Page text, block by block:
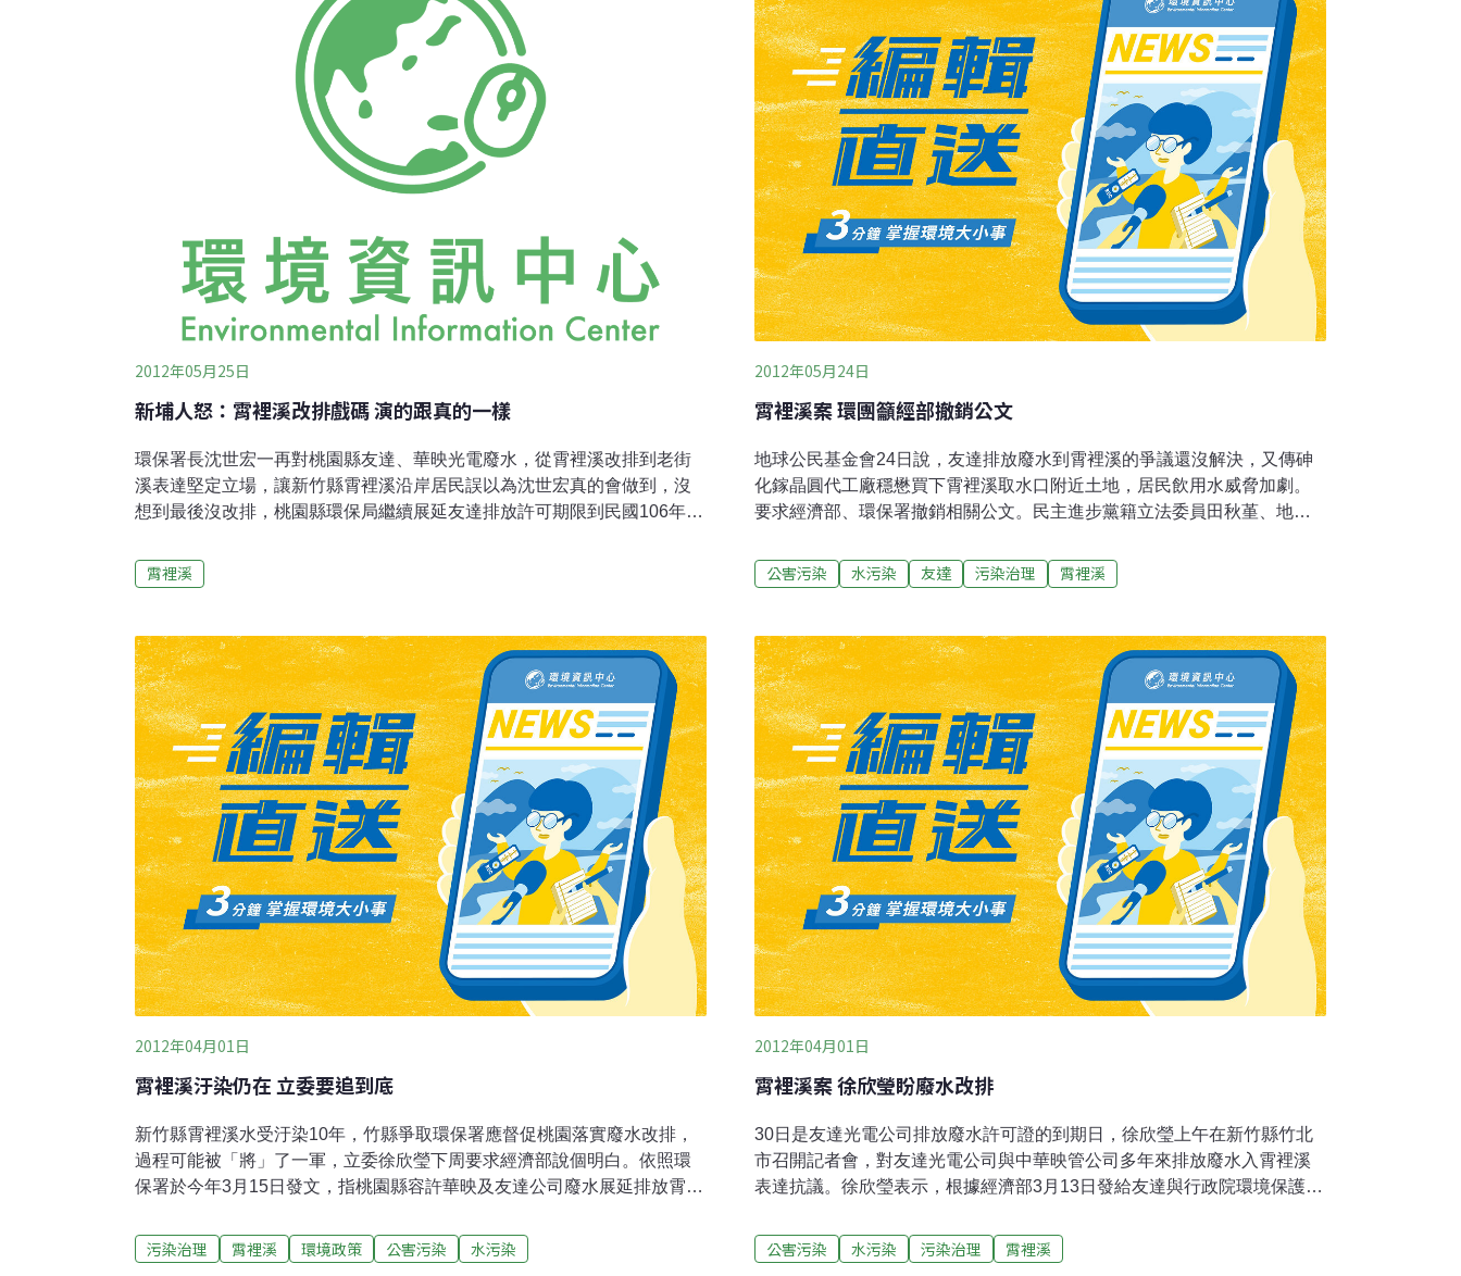
霄裡溪水質被破壞有關。 新竹縣議員高偉凱則說，即使經濟部認定霄裡溪
不再是飲用水水源，但沿岸居民仍使用霄裡溪的水，「該遷移的是工廠，
而非僅變更取水
2012年05月25日
新埔人怒：霄裡溪改排戲碼 演的跟真的一樣
環保署長沈世宏一再對桃園縣友達、華映光電廢水，從霄裡溪改排到老街
溪表達堅定立場，讓新竹縣霄裡溪沿岸居民誤以為沈世宏真的會做到，沒
想到最後沒改排，桃園縣環保局繼續展延友達排放許可期限到民國106年11
員無信，導致3萬5千餘新埔鎮民的飲用水、1400公頃灌溉面積繼續受面板
廢水危害。要求立法院和監察院監督經濟部、環保署，禁止任何有汙染疑
戲碼 演的跟真的一樣位於桃園縣的中華映管龍潭廠、宏碁智慧園區內的友
達光電分別在民國89年、91年通過環評審查，審查結論要求廢水排放的承
受水體霄裡溪(前段在桃園縣，後段在新竹縣)「如規畫做為飲用水源」時，
廢水排放口應設在飲用水水源下游。但事後被檢舉兩公司違反環評承諾，
將廢水排放口設於新竹縣內霄裡溪飲用水取水口上游，危及新埔鎮民健
康，汙染
霄裡溪
2012年05月24日
霄裡溪案 環團籲經部撤銷公文
地球公民基金會24日說，友達排放廢水到霄裡溪的爭議還沒解決，又傳砷
化鎵晶圓代工廠穩懋買下霄裡溪取水口附近土地，居民飲用水威脅加劇。
要求經濟部、環保署撤銷相關公文。民主進步黨籍立法委員田秋堇、地球
埔里長張清漢說，政府現在的做法是滅農，霄裡溪水被汙染，居民有人罹
癌、罹皮膚病，政府只幫20多戶居民裝設自來水，其他1000多戶居民跟
部號稱要將自來水公司的取水口往上游移動，但其實只是用陽春的工程換
進水點，取水井還是沒改變。而且新的進水點就在穩懋購買土地附近，將
來有砷化鎵的廢水恐怕直接排入取水口。砷是第一類致癌物，居民、環境
的危害可能增加。
公害污染 水污染 友達 污染治理 霄裡溪
2012年04月01日
霄裡溪汙染仍在 立委要追到底
新竹縣霄裡溪水受汙染10年，竹縣爭取環保署應督促桃園落實廢水改排，
過程可能被「將」了一軍，立委徐欣瑩下周要求經濟部說個明白。依照環
保署於今年3月15日發文，指桃園縣容許華映及友達公司廢水展延排放霄裡
竹縣民都關切：「華映、友達展延續排還有效嗎？」新竹縣長邱鏡淳、立
委徐欣瑩都表示，3月28日接獲自來水公司公文，指目前設在鳳山溪及霄裡
污染治理 霄裡溪 環境政策 公害污染 水污染
2012年04月01日
霄裡溪案 徐欣瑩盼廢水改排
30日是友達光電公司排放廢水許可證的到期日，徐欣瑩上午在新竹縣竹北
市召開記者會，對友達光電公司與中華映管公司多年來排放廢水入霄裡溪
表達抗議。徐欣瑩表示，根據經濟部3月13日發給友達與行政院環境保護署
展前提下，將鳳山溪及霄裡溪交匯上游鳳山溪臨時取水口設為永久取水
口，霄裡溪將不再做飲用水源；她28日收到台水公司函文，指鳳山溪與霄
公害污染 水污染 污染治理 霄裡溪